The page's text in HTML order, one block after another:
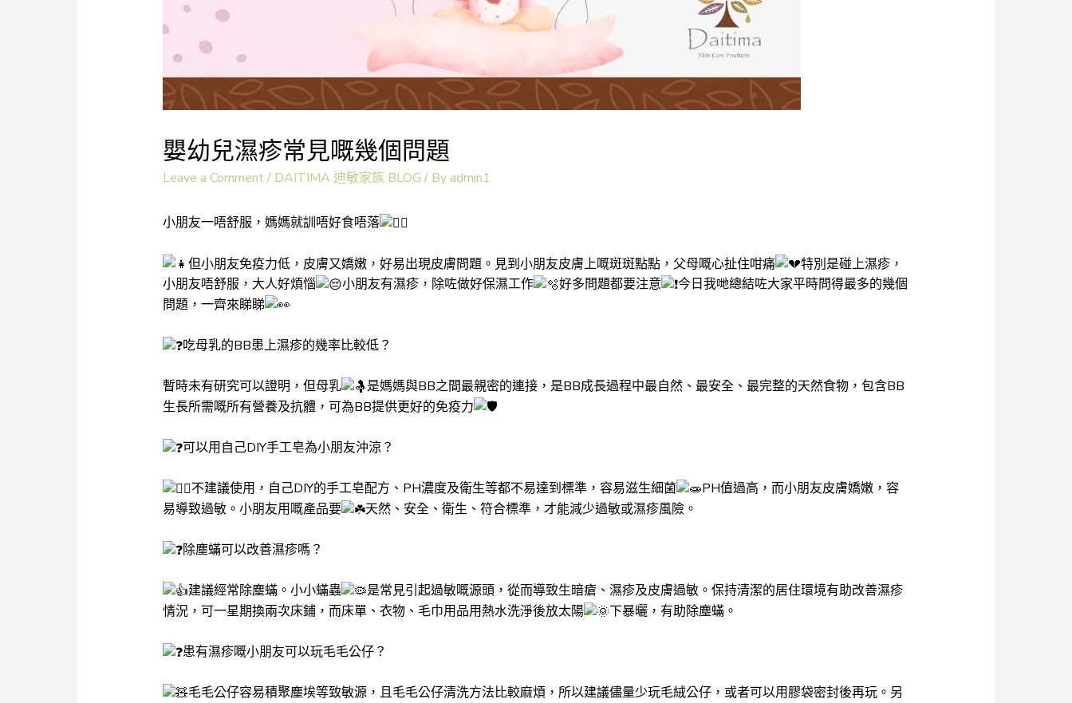
嬰幼兒濕疹常見嘅幾個問題
Leave a Comment/ DAITIMA 迪敏家族 BLOG / Byadmin1
小朋友一唔舒服，媽媽就訓唔好食唔落
但小朋友免疫力低，皮膚又嬌嫩，好易出現皮膚問題。見到小朋友皮膚上嘅斑斑點點，父母嘅心扯住咁痛
特別是碰上濕疹，
小朋友唔舒服，大人好煩惱
小朋友有濕疹，除咗做好保濕工作 好多問題都要注意
今日我哋總結咗大家平時問得最多的幾個
問題，一齊來睇睇
吃母乳的BB患上濕疹的幾率比較低？
暫時未有研究可以證明，但母乳
是媽媽與BB之間最親密的連接，是BB成長過程中最自然、最安全、最完整的天然食物，包含BB
生長所需嘅所有營養及抗體，可為BB提供更好的免疫力
可以用自己DIY手工皂為小朋友沖涼？
不建議使用，自己DIY的手工皂配方、PH濃度及衛生等都不易達到標準，容易滋生細菌
PH值過高，而小朋友皮膚嬌嫩，容
易導致過敏。小朋友用嘅產品要
天然、安全、衛生、符合標準，才能減少過敏或濕疹風險。
除塵蟎可以改善濕疹嗎？
建議經常除塵蟎。小小蟎蟲
是常見引起過敏嘅源頭，從而導致生暗瘡、濕疹及皮膚過敏。保持清潔的居住環境有助改善濕疹
情況，可一星期換兩次床鋪，而床單、衣物、毛巾用品用熱水洗淨後放太陽
下暴曬，有助除塵蟎。
患有濕疹嘅小朋友可以玩毛毛公仔？
毛毛公仔容易積聚塵埃等致敏源，且毛毛公仔清洗方法比較麻煩，所以建議儘量少玩毛絨公仔，或者可以用膠袋密封後再玩。另